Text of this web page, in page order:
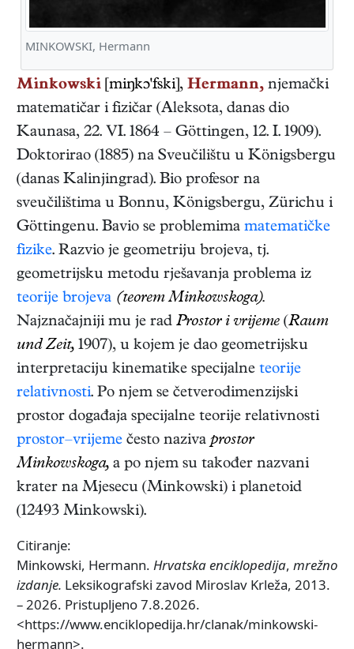
MINKOWSKI, Hermann
Minkowski [miŋkɔ'fski], Hermann, njemački
matematičar i fizičar (Aleksota, danas dio
Kaunasa, 22. VI. 1864 – Göttingen, 12. I. 1909).
Doktorirao (1885) na Sveučilištu u Königsbergu
(danas Kalinjingrad). Bio profesor na
sveučilištima u Bonnu, Königsbergu, Zürichu i
Göttingenu. Bavio se problemima matematičke
fizike. Razvio je geometriju brojeva, tj.
geometrijsku metodu rješavanja problema iz
teorije brojeva (teorem Minkowskoga).
Najznačajniji mu je rad Prostor i vrijeme (Raum
und Zeit, 1907), u kojem je dao geometrijsku
interpretaciju kinematike specijalne teorije
relativnosti. Po njem se četverodimenzijski
prostor događaja specijalne teorije relativnosti
prostor–vrijeme često naziva prostor
Minkowskoga, a po njem su također nazvani
krater na Mjesecu (Minkowski) i planetoid
(12493 Minkowski).
Citiranje:
Minkowski, Hermann. Hrvatska enciklopedija, mrežno
izdanje. Leksikografski zavod Miroslav Krleža, 2013.
– 2026. Pristupljeno 7.8.2026.
<https://www.enciklopedija.hr/clanak/minkowski-
hermann>.